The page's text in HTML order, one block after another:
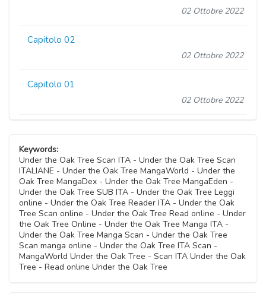
02 Ottobre 2022
Capitolo 02
02 Ottobre 2022
Capitolo 01
02 Ottobre 2022
Keywords:
Under the Oak Tree Scan ITA - Under the Oak Tree Scan
ITALIANE - Under the Oak Tree MangaWorld - Under the
Oak Tree MangaDex - Under the Oak Tree MangaEden -
Under the Oak Tree SUB ITA - Under the Oak Tree Leggi
online - Under the Oak Tree Reader ITA - Under the Oak
Tree Scan online - Under the Oak Tree Read online - Under
the Oak Tree Online - Under the Oak Tree Manga ITA -
Under the Oak Tree Manga Scan - Under the Oak Tree
Scan manga online - Under the Oak Tree ITA Scan -
MangaWorld Under the Oak Tree - Scan ITA Under the Oak
Tree - Read online Under the Oak Tree